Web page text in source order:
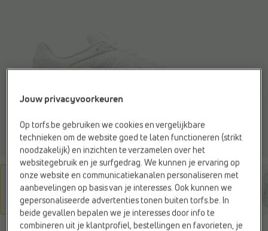
Jouw privacyvoorkeuren
Op torfs.be gebruiken we cookies en vergelijkbare
technieken om de website goed te laten functioneren (strikt
noodzakelijk) en inzichten te verzamelen over het
websitegebruik en je surfgedrag. We kunnen je ervaring op
onze website en communicatiekanalen personaliseren met
aanbevelingen op basis van je interesses. Ook kunnen we
gepersonaliseerde advertenties tonen buiten torfs.be. In
beide gevallen bepalen we je interesses door info te
combineren uit je klantprofiel, bestellingen en favorieten, je